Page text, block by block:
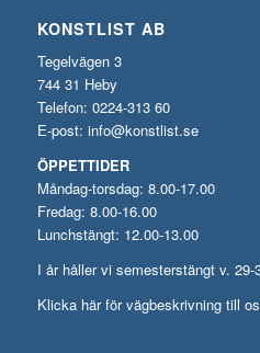
KONSTLIST AB
Tegelvägen 3
744 31 Heby
Telefon: 0224-313 60
E-post: info@konstlist.se
ÖPPETTIDER
Måndag-torsdag: 8.00-17.00
Fredag: 8.00-16.00
Lunchstängt: 12.00-13.00
I år håller vi semesterstängt v. 29-
Klicka här för vägbeskrivning till